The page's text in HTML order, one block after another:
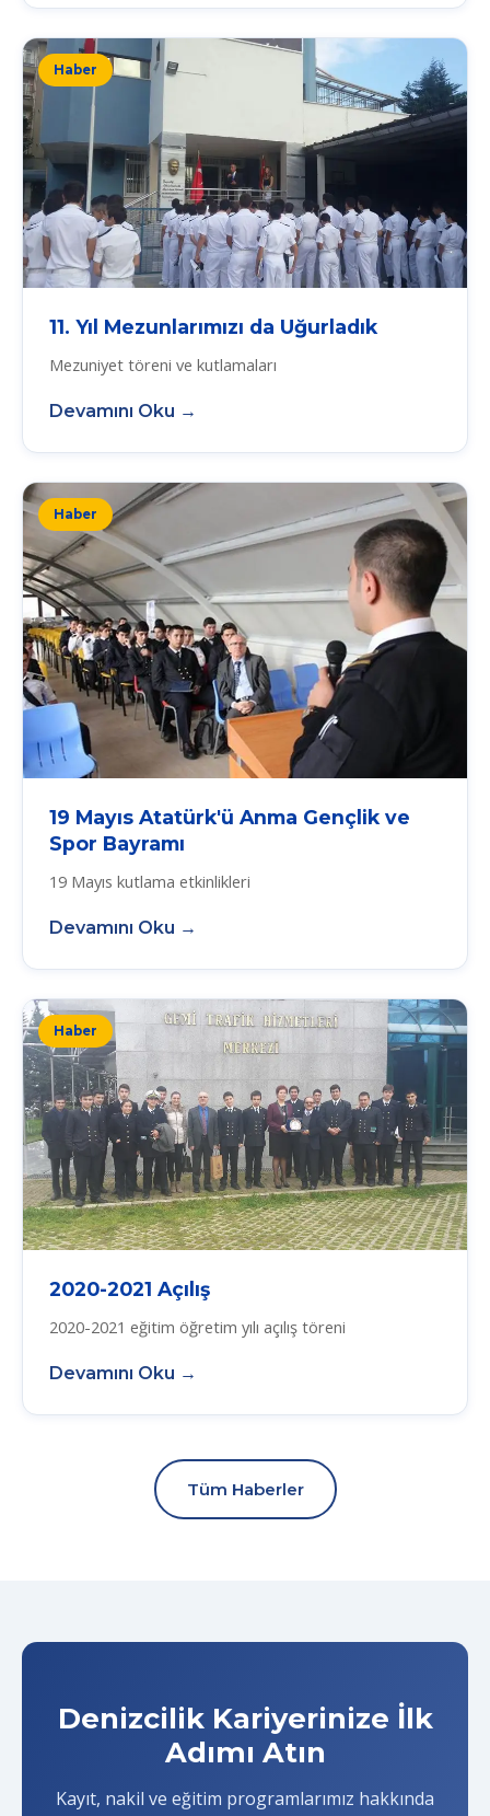
Haber
11. Yıl Mezunlarımızı da Uğurladık
Mezuniyet töreni ve kutlamaları
Devamını Oku →
Haber
19 Mayıs Atatürk'ü Anma Gençlik ve
Spor Bayramı
19 Mayıs kutlama etkinlikleri
Devamını Oku →
Haber
2020-2021 Açılış
2020-2021 eğitim öğretim yılı açılış töreni
Devamını Oku →
Tüm Haberler
Denizcilik Kariyerinize İlk
Adımı Atın
Kayıt, nakil ve eğitim programlarımız hakkında